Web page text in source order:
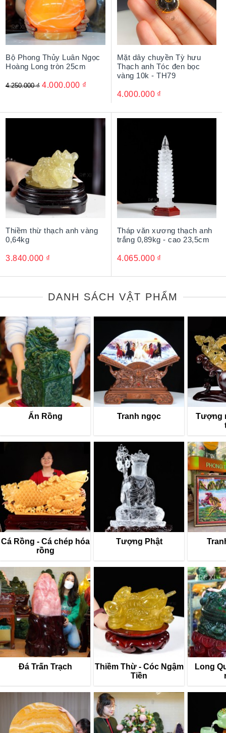
Bộ Phong Thủy Luân Ngọc
Hoàng Long tròn 25cm
4.250.000 ₫ 4.000.000 ₫
Mặt dây chuyền Tỳ hưu
Thạch anh Tóc đen bọc
vàng 10k - TH79
4.000.000 ₫
Thiềm thừ thạch anh vàng
0,64kg
3.840.000 ₫
Tháp văn xương thạch anh
trắng 0,89kg - cao 23,5cm
4.065.000 ₫
DANH SÁCH VẬT PHẨM
Ấn Rồng Tranh ngọc
Tượng
Cá Rồng - Cá chép hóa
rồng
Tượng Phật
Đá Trấn Trạch
Thiềm Thừ - Cóc Ngậm
Tiền
Long